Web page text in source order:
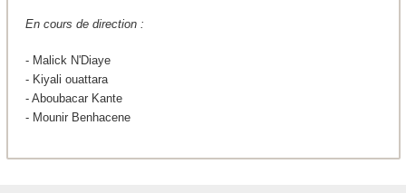
En cours de direction :
- Malick N'Diaye
- Kiyali ouattara
- Aboubacar Kante
- Mounir Benhacene